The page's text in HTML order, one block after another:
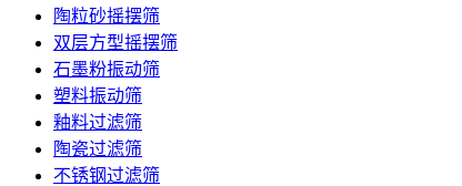
陶粒砂摇摆筛
双层方型摇摆筛
石墨粉振动筛
塑料振动筛
釉料过滤筛
陶瓷过滤筛
不锈钢过滤筛